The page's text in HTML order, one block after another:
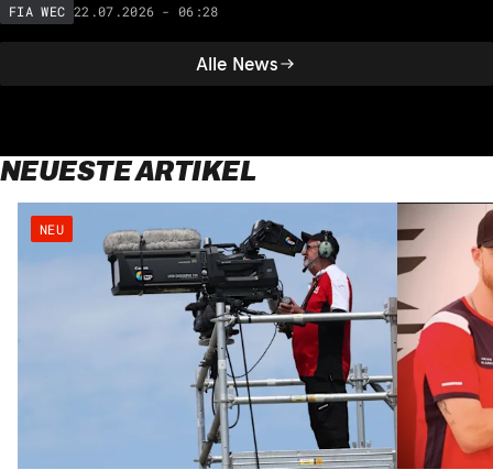
Alle News
FIA WEC 22.07.2026 - 06:28
NEUESTE ARTIKEL
NEU